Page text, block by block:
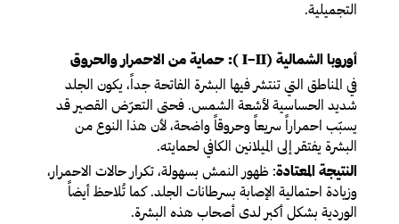
التجميلية.
أوروبا الشمالية (I–II ): حماية من الاحمرار والحروق
في المناطق التي تنتشر فيها البشرة الفاتحة جداً، يكون الجلد
شديد الحساسية لأشعة الشمس. فحتى التعرّض القصير قد
يسبّب احمراراً سريعاً وحروقاً واضحة، لأن هذا النوع من
البشرة يفتقر إلى الميلانين الكافي لحمايته.
النتيجة المعتادة: ظهور النمش بسهولة، تكرار حالات الاحمرار،
وزيادة احتمالية الإصابة بسرطانات الجلد. كما تُلاحظ أيضاً
الوردية بشكل أكبر لدى أصحاب هذه البشرة.